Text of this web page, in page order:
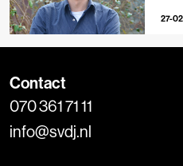
27-
Contact
070 361 71 11
info@svdj.nl